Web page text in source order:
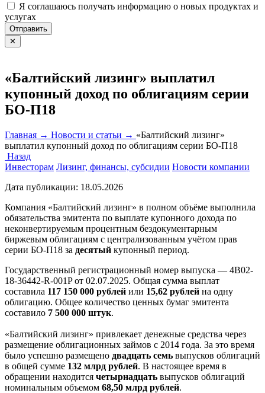
Я соглашаюсь получать информацию о новых продуктах и
услугах
Отправить
✕
«Балтийский лизинг» выплатил
купонный доход по облигациям серии
БО-П18
Главная → Новости и статьи → «Балтийский лизинг»
выплатил купонный доход по облигациям серии БО-П18
Назад
Инвесторам Лизинг, финансы, субсидии Новости компании
Дата публикации: 18.05.2026
Компания «Балтийский лизинг» в полном объёме выполнила
обязательства эмитента по выплате купонного дохода по
неконвертируемым процентным бездокументарным
биржевым облигациям с централизованным учётом прав
серии БО-П18 за десятый купонный период.
Государственный регистрационный номер выпуска — 4B02-
18-36442-R-001P от 02.07.2025. Общая сумма выплат
составила 117 150 000 рублей или 15,62 рублей на одну
облигацию. Общее количество ценных бумаг эмитента
составило 7 500 000 штук.
«Балтийский лизинг» привлекает денежные средства через
размещение облигационных займов с 2014 года. За это время
было успешно размещено двадцать семь выпусков облигаций
в общей сумме 132 млрд рублей. В настоящее время в
обращении находится четырнадцать выпусков облигаций
номинальным объемом 68,50 млрд рублей.